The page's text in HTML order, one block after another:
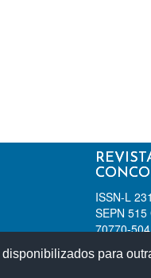
para
ISSN-L
SEPN
70770-
+55 61